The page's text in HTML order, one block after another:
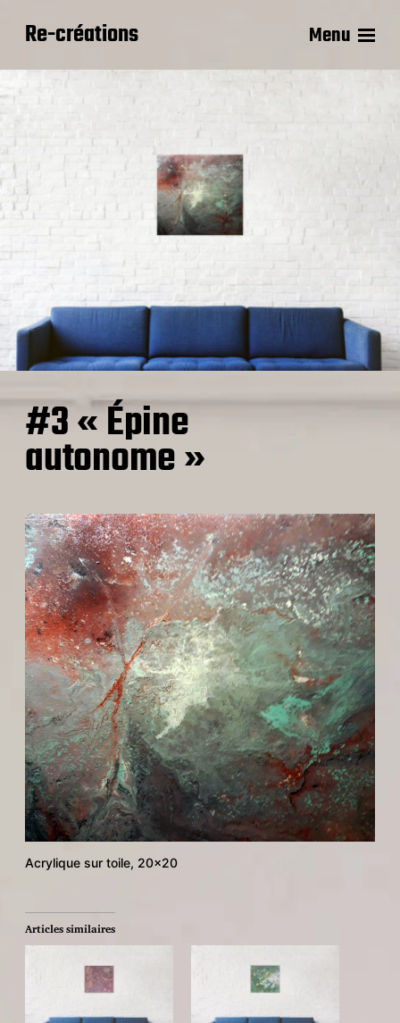
Re-créations Menu
#3 « Épine
autonome »
Acrylique sur toile, 20×20
Articles similaires